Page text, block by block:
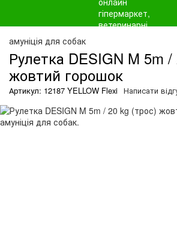
амуніція для собак
Рулетка DESIGN M 5m
жовтий горошок
Артикул: 12187 YELLOW Flexi Написати